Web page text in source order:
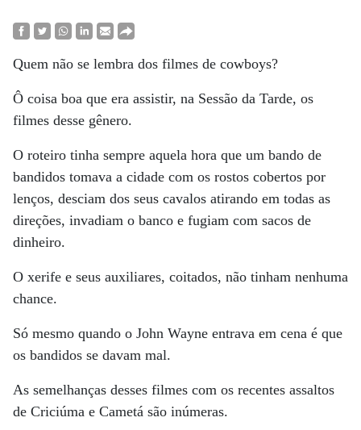
Quem não se lembra dos filmes de cowboys?
Ô coisa boa que era assistir, na Sessão da Tarde, os
filmes desse gênero.
O roteiro tinha sempre aquela hora que um bando de
bandidos tomava a cidade com os rostos cobertos por
lenços, desciam dos seus cavalos atirando em todas as
direções, invadiam o banco e fugiam com sacos de
dinheiro.
O xerife e seus auxiliares, coitados, não tinham nenhuma
chance.
Só mesmo quando o John Wayne entrava em cena é que
os bandidos se davam mal.
As semelhanças desses filmes com os recentes assaltos
de Criciúma e Cametá são inúmeras.